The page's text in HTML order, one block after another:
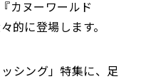
カヌーワールド
的に登場します。
シング」特集に、足